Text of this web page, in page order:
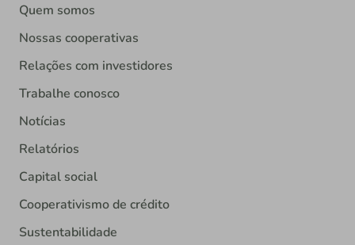
Quem somos
Nossas cooperativas
Relações com investidores
Trabalhe conosco
Notícias
Relatórios
Capital social
Cooperativismo de crédito
Sustentabilidade